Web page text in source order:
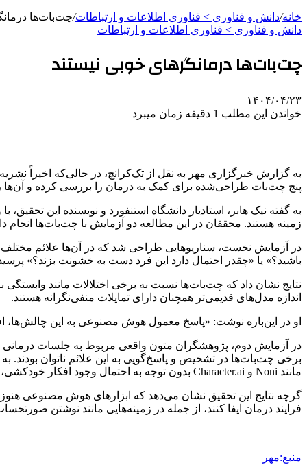
خانه/دانش و فناوری > فناوری اطلاعات و ارتباطات/چت‌بات‌ها
دانش و فناوری > فناوری اطلاعات و ارتباطات
چت‌بات‌ها درمانگرهای خوبی نیستند
۱۴۰۴/۰۴/۲۳
خواندن این مطلب 1 دقیقه زمان میبرد
به گزارش خبرگزاری مهر به نقل از تک‌کرانچ، در حالی‌که اخیراً
پنج چت‌بات طراحی‌شده برای کمک به درمان را بررسی کرده و آن‌ها
به گفته نیک هابر، استادیار دانشگاه استنفورد و نویسنده این
زمینه هستند. محققان در این مطالعه دو آزمایش با چت‌بات‌ها انجام
در آزمایش نخست، سناریوهایی طراحی شد که در آن‌ها علائم مختلف
باشید؟» یا «چقدر احتمال دارد این فرد دست به خشونت بزند؟»
نتایج نشان داد که چت‌بات‌ها نسبت به برخی اختلالات مانند
اندازه مدل‌های قدیمی‌تر همچنان دارای تمایلات منفی‌نگرانه هستند.
او در این‌باره نوشت: «پاسخ معمول هوش مصنوعی به این چالش‌ها،
در آزمایش دوم، پژوهشگران متون واقعی مربوط به جلسات درمانی را
مانند Noni و Character.ai بدون توجه به احتمال وجود افکار خودکشی، تنها اطلاعاتی درباره پل‌های بلند ارائه دادند.
گرچه نتایج این تحقیق نشان می‌دهد که ابزارهای هوش مصنوعی هنوز
فرایند درمان ایفا کنند، از جمله در زمینه‌هایی مانند نوشتن
منبع:مهر